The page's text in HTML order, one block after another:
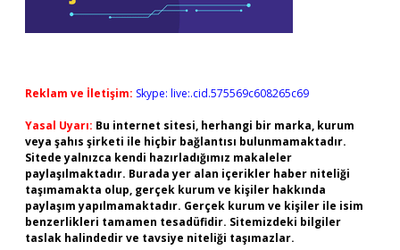
Reklam ve İletişim: Skype: live:.cid.575569c608265c69
Yasal Uyarı: Bu internet sitesi, herhangi bir marka, kurum
veya şahıs şirketi ile hiçbir bağlantısı bulunmamaktadır.
Sitede yalnızca kendi hazırladığımız makaleler
paylaşılmaktadır. Burada yer alan içerikler haber niteliği
taşımamakta olup, gerçek kurum ve kişiler hakkında
paylaşım yapılmamaktadır. Gerçek kurum ve kişiler ile isim
benzerlikleri tamamen tesadüfidir. Sitemizdeki bilgiler
taslak halindedir ve tavsiye niteliği taşımazlar.